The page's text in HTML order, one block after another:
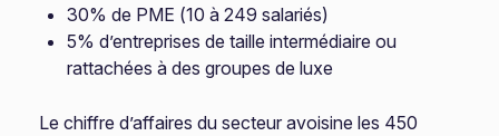
30% de PME (10 à 249 salariés)
5% d’entreprises de taille intermédiaire ou
rattachées à des groupes de luxe
Le chiffre d’affaires du secteur avoisine les 450